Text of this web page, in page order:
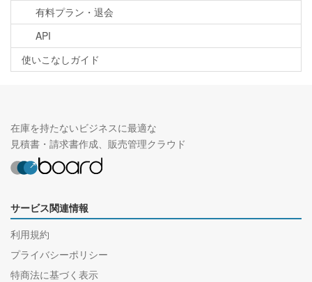
有料プラン・退会
API
使いこなしガイド
在庫を持たないビジネスに最適な
見積書・請求書作成、販売管理クラウド
サービス関連情報
利用規約
プライバシーポリシー
特商法に基づく表示